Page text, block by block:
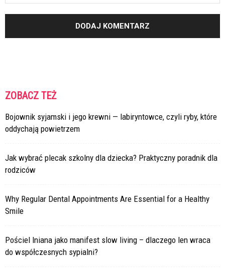
ZOBACZ TEŻ
Bojownik syjamski i jego krewni — labiryntowce, czyli ryby, które
oddychają powietrzem
Jak wybrać plecak szkolny dla dziecka? Praktyczny poradnik dla
rodziców
Why Regular Dental Appointments Are Essential for a Healthy
Smile
Pościel lniana jako manifest slow living – dlaczego len wraca
do współczesnych sypialni?